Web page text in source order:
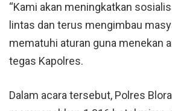
“Kami akan meningkatkan
lintas dan terus mengimbau
mematuhi aturan guna menekan
tegas Kapolres.
Dalam acara tersebut, Polres